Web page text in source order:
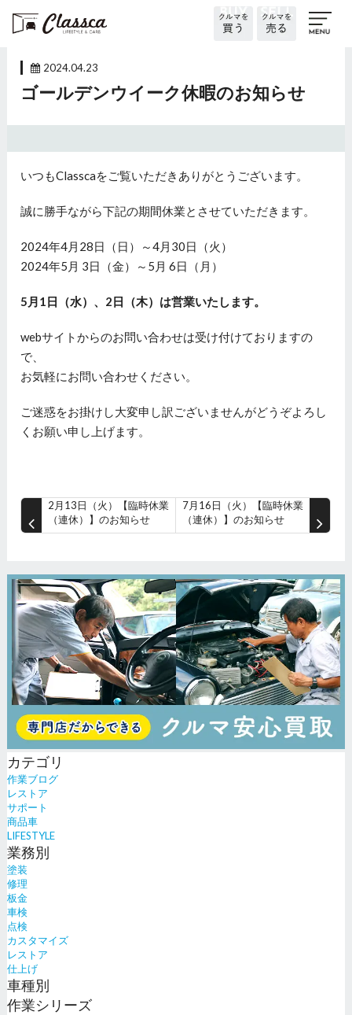
2024.04.23
ゴールデンウイーク休暇のお知らせ
いつもClasscaをご覧いただきありがとうございます。
誠に勝手ながら下記の期間休業とさせていただきます。
2024年4月28日（日）～4月30日（火）
2024年5月 3日（金）～5月 6日（月）
5月1日（水）、2日（木）は営業いたします。
webサイトからのお問い合わせは受け付けておりますの
で、
お気軽にお問い合わせください。
ご迷惑をお掛けし大変申し訳ございませんがどうぞよろし
くお願い申し上げます。
2月13日（火）【臨時休業
（連休）】のお知らせ
7月16日（火）【臨時休業
（連休）】のお知らせ
カテゴリ
作業ブログ
レストア
サポート
商品車
LIFESTYLE
業務別
塗装
修理
板金
車検
点検
カスタマイズ
レストア
仕上げ
車種別
作業シリーズ